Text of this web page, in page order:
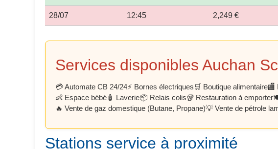
28/07 12:45 2,249 €
Services disponibles Auchan
💳 Automate CB 24/24⚡ Bornes électriques🛒 Boutique alimentaire🏬
👶 Espace bébé🧴 Laverie📦 Relais colis🥡 Restauration à emporter
🔥 Vente de gaz domestique (Butane, Propane)💡 Vente de pétrole
Stations service à proximité